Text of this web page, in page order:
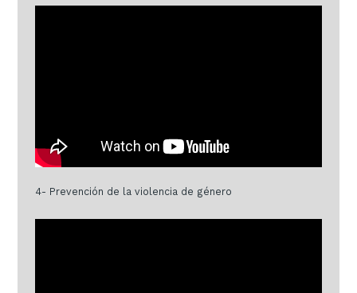
4- Prevención de la violencia de género